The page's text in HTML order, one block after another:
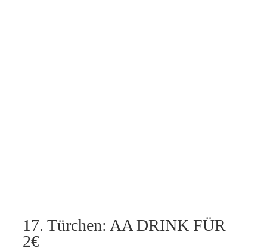
17. Türchen: AA DRINK FÜR
2€